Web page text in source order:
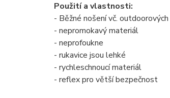
Použití a vlastnosti:
- Běžné nošení vč.
- nepromokavý materiál
- neprofoukne
- rukavice jsou lehké
- rychleschnoucí materiál
- reflex pro větší bezpečnost